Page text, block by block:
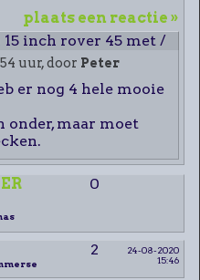
plaats een reactie »
inch rover 45 met /
uur, door Peter
er nog 4 hele mooie
onder, maar moet
0
2
24-08-2020
15:46